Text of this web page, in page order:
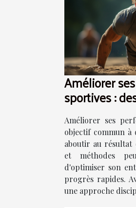
Améliorer
sportives :
mais
Améliorer ses
objectif commun à
aboutir au résultat
et méthodes
d'optimiser son
progrès rapides.
une approche